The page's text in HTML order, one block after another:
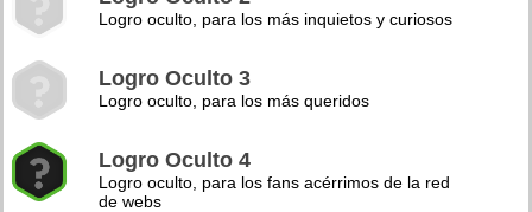
Logro oculto, para los más inquietos y curiosos
Logro Oculto 3
Logro oculto, para los más queridos
Logro Oculto 4
Logro oculto, para los fans acérrimos de la red
de webs